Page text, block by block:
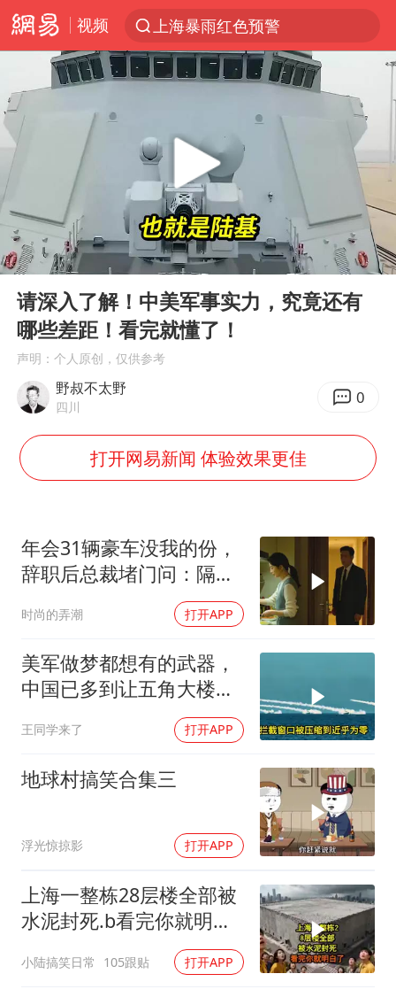
视频
上海暴雨红色预警
跨界融合拉长夏日经济消费链条
白海豚逼近浙闽沿海
白海豚5次眼壁置换
上海轨交全网络地面高架区段限速运行
王艺迪无缘横滨赛决赛
奇飞云任内蒙古兴安盟盟委书记
浙江海域将现5到8米巨浪到狂浪
武契奇会见泽连斯基有何意图
方桃子代言广告视频已下架
“伊斯兰版北约”出现
上交绝杀清华 姚明笑出表情包
曝美下令调查弹药库存信息遭泄露事件
白海豚在海上打了个结
Play
00:00 10:32
请深入了解！中美军事实力，究竟还有
哪些差距！看完就懂了！
声明：个人原创，仅供参考
野叔不太野
四川 0
打开网易新闻 体验效果更佳
年会31辆豪车没我的份，
辞职后总裁堵门问：隔壁
时尚的弄潮 打开APP
美军做梦都想有的武器，
中国已多到让五角大楼头
王同学来了 打开APP
地球村搞笑合集三
浮光惊掠影 打开APP
上海一整栋28层楼全部被
水泥封死.b看完你就明白
小陆搞笑日常 105跟贴 打开APP